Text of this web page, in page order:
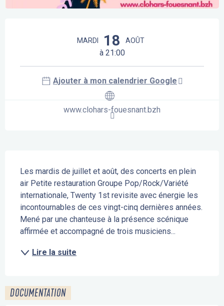
MARDI 18 AOÛT
à 21:00
Ajouter à mon calendrier Google
www.clohars-fouesnant.bzh
Les mardis de juillet et août, des concerts en plein
air Petite restauration Groupe Pop/Rock/Variété
internationale, Twenty 1st revisite avec énergie les
incontournables de ces vingt-cinq dernières années.
Mené par une chanteuse à la présence scénique
affirmée et accompagné de trois musiciens...
Lire la suite
DOCUMENTATION